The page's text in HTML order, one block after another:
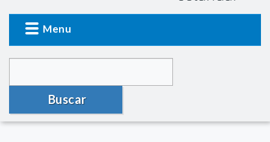
Menu
Buscar